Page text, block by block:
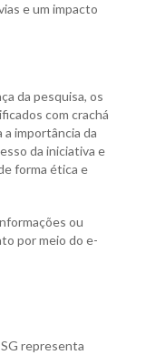
e um impacto
da pesquisa, os
com crachá
a importância da
da iniciativa e
forma ética e
ou
por meio do e-
representa